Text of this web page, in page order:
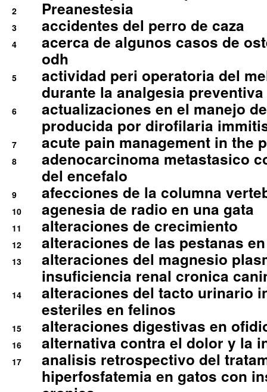
2 Preanestesia
3 accidentes del perro de caza
4
acerca de algunos casos de
odh
5
actividad peri operatoria del
durante la analgesia
6
actualizaciones en el manejo
producida por dirofilaria
7 acute pain management in the
8
adenocarcinoma metastasico
del encefalo
9 afecciones de la columna
10 agenesia de radio en una gata
11 alteraciones de crecimiento
12 alteraciones de las pestanas
13
alteraciones del magnesio
insuficiencia renal cronica
14
alteraciones del tacto urinario
esteriles en felinos
15 alteraciones digestivas en
16 alternativa contra el dolor y la
17
analisis retrospectivo del
hiperfosfatemia en gatos con